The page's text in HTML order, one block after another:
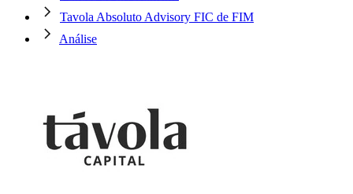
Tavola Absoluto Advisory FIC de FIM
Análise